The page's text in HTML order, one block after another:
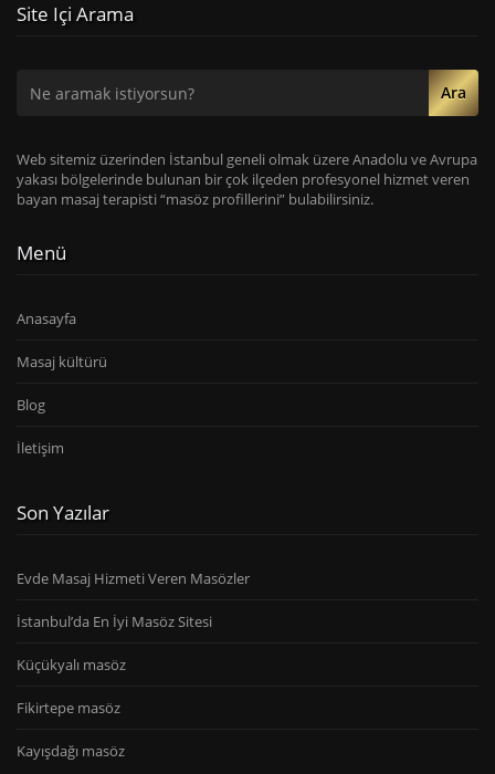
Site Içi Arama
Ara
Web sitemiz üzerinden İstanbul geneli olmak üzere Anadolu ve Avrupa
yakası bölgelerinde bulunan bir çok ilçeden profesyonel hizmet veren
bayan masaj terapisti “masöz profillerini” bulabilirsiniz.
Menü
Anasayfa
Masaj kültürü
Blog
İletişim
Son Yazılar
Evde Masaj Hizmeti Veren Masözler
İstanbul’da En İyi Masöz Sitesi
Küçükyalı masöz
Fikirtepe masöz
Kayışdağı masöz